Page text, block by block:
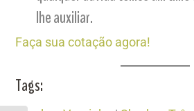
lhe auxiliar.
Faça sua cotação agora!
Tags: